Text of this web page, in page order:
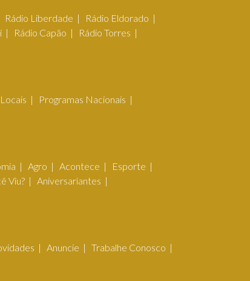
Rádio Liberdade
Rádio Eldorado
Rádio Capão
Rádio Torres
Programas Nacionais
Agro Acontece
Esporte
Viu?
Aniversariantes
Anuncie
Trabalhe Conosco